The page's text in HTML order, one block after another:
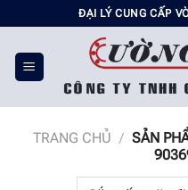
đến
nội
dung
ĐẠI LÝ CUNG CẤP
TRANG CHỦ / SẢN